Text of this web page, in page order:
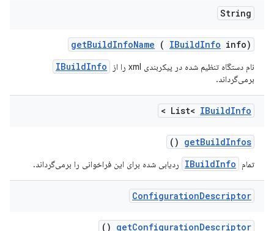
String
getBuildInfoName ( IBuildInfo info)
نام دستگاه تنظیم شده در پیکربندی xml را از IBuildInfo
برمی‌گرداند.
List< IBuildInfo
>
getBuildInfos
()
تمام IBuildInfo ردیابی شده برای این فراخوانی را برمی‌گرداند.
ConfigurationDescriptor
getConfigurationDescriptor
()